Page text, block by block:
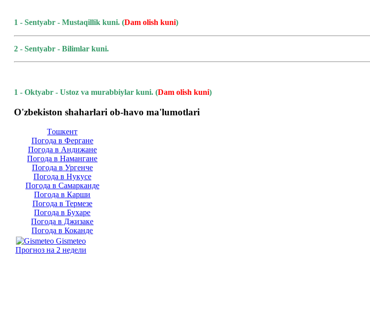
1 - Sentyabr - Mustaqillik kuni. (Dam olish kuni)
2 - Sentyabr - Bilimlar kuni.
1 - Oktyabr - Ustoz va murabbiylar kuni. (Dam olish kuni)
O'zbekiston shaharlari ob-havo ma'lumotlari
Тoшкент
Погода в Фергане
Погода в Андижане
Погода в Намангане
Погода в Ургенче
Погода в Нукусе
Погода в Самарканде
Погода в Карши
Погода в Термезе
Погода в Бухаре
Погода в Джизаке
Погода в Коканде
Gismeteo
Прогноз на 2 недели